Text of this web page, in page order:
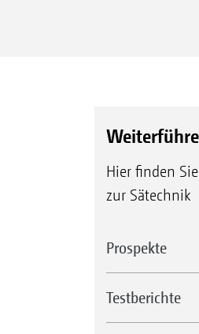
Hier finden
zur Sätechnik
Prospekte
Testberichte